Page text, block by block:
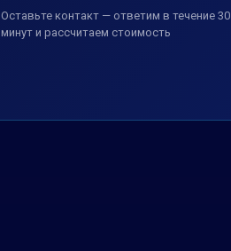
Оставьте контакт — ответим в течение 30
минут и рассчитаем стоимость